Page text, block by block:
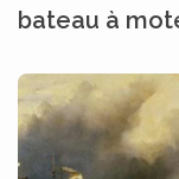
bateau à